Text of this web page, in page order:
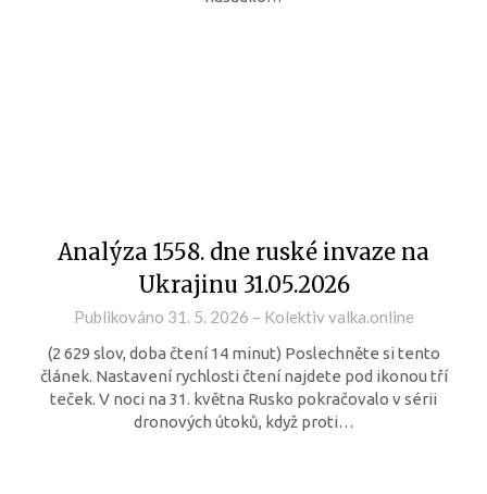
Analýza 1558. dne ruské invaze na
Ukrajinu 31.05.2026
Publikováno 31. 5. 2026 – Kolektiv valka.online
(2 629 slov, doba čtení 14 minut) Poslechněte si tento
článek. Nastavení rychlosti čtení najdete pod ikonou tří
teček. V noci na 31. května Rusko pokračovalo v sérii
dronových útoků, když proti…